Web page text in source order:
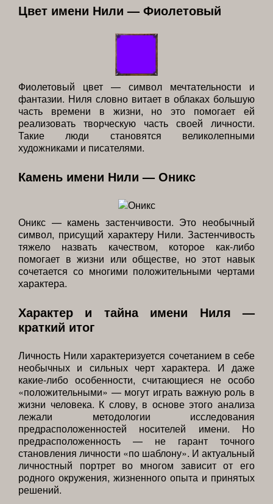
Цвет имени Нили — Фиолетовый
Фиолетовый цвет — символ мечтательности и
фантазии. Ниля словно витает в облаках большую
часть времени в жизни, но это помогает ей
реализовать творческую часть своей личности.
Такие люди становятся великолепными
художниками и писателями.
Камень имени Нили — Оникс
Оникс — камень застенчивости. Это необычный
символ, присущий характеру Нили. Застенчивость
тяжело назвать качеством, которое как-либо
помогает в жизни или обществе, но этот навык
сочетается со многими положительными чертами
характера.
Характер и тайна имени Ниля —
краткий итог
Личность Нили характеризуется сочетанием в себе
необычных и сильных черт характера. И даже
какие-либо особенности, считающиеся не особо
«положительными» — могут играть важную роль в
жизни человека. К слову, в основе этого анализа
лежали методологии исследования
предрасположенностей носителей имени. Но
предрасположенность — не гарант точного
становления личности «по шаблону». И актуальный
личностный портрет во многом зависит от его
родного окружения, жизненного опыта и принятых
решений.